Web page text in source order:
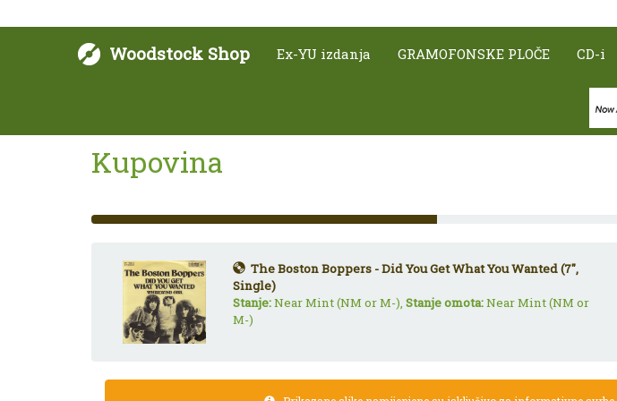
Woodstock Shop Ex-YU izdanja GRAMOFONSKE PLOČE CD-i
Kupovina
33%
Complete
The Boston Boppers - Did You Get What You Wanted (7",
Single)
Stanje:Near Mint (NM or M-),Stanje omota:Near Mint (NM or
M-)